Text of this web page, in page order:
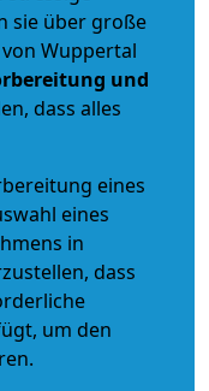
sie über große
Wuppertal
und
dass alles
eines
eines
in
dass
um den